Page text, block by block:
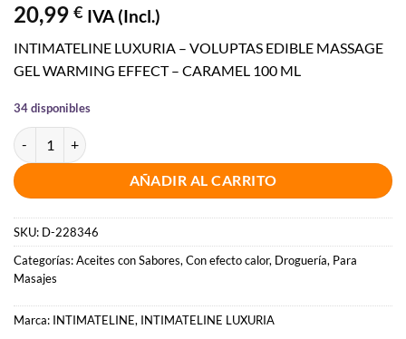
20,99 € IVA (Incl.)
INTIMATELINE LUXURIA – VOLUPTAS EDIBLE MASSAGE
GEL WARMING EFFECT – CARAMEL 100 ML
34 disponibles
INTIMATELINE LUXURIA - VOLUPTAS GEL MASAJE COMESTIBLE
AÑADIR AL CARRITO
SKU: D-228346
Categorías:Aceites con Sabores, Con efecto calor, Droguería, Para
Masajes
Marca: INTIMATELINE, INTIMATELINE LUXURIA